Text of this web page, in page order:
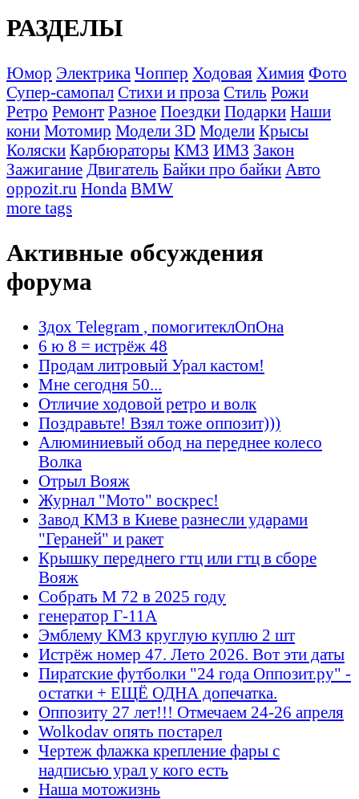
РАЗДЕЛЫ
Юмор Электрика Чоппер Ходовая Химия Фото
Супер-самопал Стихи и проза Стиль Рожи
Ретро Ремонт Разное Поездки Подарки Наши
кони Мотомир Модели 3D Модели Крысы
Коляски Карбюраторы КМЗ ИМЗ Закон
Зажигание Двигатель Байки про байки Авто
oppozit.ru Honda BMW
more tags
Активные обсуждения
форума
Здох Telegram , помогитеклОпОна
6 ю 8 = истрёж 48
Продам литровый Урал кастом!
Мне сегодня 50...
Отличие ходовой ретро и волк
Поздравьте! Взял тоже оппозит)))
Алюминиевый обод на переднее колесо
Волка
Отрыл Вояж
Журнал "Мото" воскрес!
Завод КМЗ в Киеве разнесли ударами
"Гераней" и ракет
Крышку переднего гтц или гтц в сборе
Вояж
Собрать М 72 в 2025 году
генератор Г-11А
Эмблему КМЗ круглую куплю 2 шт
Истрёж номер 47. Лето 2026. Вот эти даты
Пиратские футболки "24 года Оппозит.ру" -
остатки + ЕЩЁ ОДНА допечатка.
Оппозиту 27 лет!!! Отмечаем 24-26 апреля
Wolkodav опять постарел
Чертеж флажка крепление фары с
надписью урал у кого есть
Наша мотожизнь